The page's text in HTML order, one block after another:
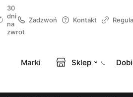
30
dni
na
zwrot
Zadzwoń Kontakt
Marki Sklep